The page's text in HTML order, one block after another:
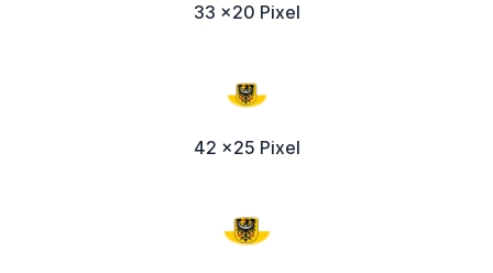
33 x20 Pixel
42 x25 Pixel